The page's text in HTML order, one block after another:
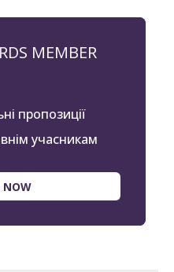
MEMBER
пропозиції
учасникам
NOW